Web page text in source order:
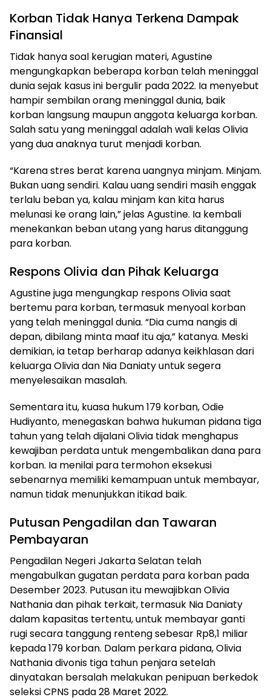
Korban Tidak Hanya Terkena Dampak
Finansial
Tidak hanya soal kerugian materi, Agustine
mengungkapkan beberapa korban telah meninggal
dunia sejak kasus ini bergulir pada 2022. Ia menyebut
hampir sembilan orang meninggal dunia, baik
korban langsung maupun anggota keluarga korban.
Salah satu yang meninggal adalah wali kelas Olivia
yang dua anaknya turut menjadi korban.
“Karena stres berat karena uangnya minjam. Minjam.
Bukan uang sendiri. Kalau uang sendiri masih enggak
terlalu beban ya, kalau minjam kan kita harus
melunasi ke orang lain,” jelas Agustine. Ia kembali
menekankan beban utang yang harus ditanggung
para korban.
Respons Olivia dan Pihak Keluarga
Agustine juga mengungkap respons Olivia saat
bertemu para korban, termasuk menyoal korban
yang telah meninggal dunia. “Dia cuma nangis di
depan, dibilang minta maaf itu aja,” katanya. Meski
demikian, ia tetap berharap adanya keikhlasan dari
keluarga Olivia dan Nia Daniaty untuk segera
menyelesaikan masalah.
Sementara itu, kuasa hukum 179 korban, Odie
Hudiyanto, menegaskan bahwa hukuman pidana tiga
tahun yang telah dijalani Olivia tidak menghapus
kewajiban perdata untuk mengembalikan dana para
korban. Ia menilai para termohon eksekusi
sebenarnya memiliki kemampuan untuk membayar,
namun tidak menunjukkan itikad baik.
Putusan Pengadilan dan Tawaran
Pembayaran
Pengadilan Negeri Jakarta Selatan telah
mengabulkan gugatan perdata para korban pada
Desember 2023. Putusan itu mewajibkan Olivia
Nathania dan pihak terkait, termasuk Nia Daniaty
dalam kapasitas tertentu, untuk membayar ganti
rugi secara tanggung renteng sebesar Rp8,1 miliar
kepada 179 korban. Dalam perkara pidana, Olivia
Nathania divonis tiga tahun penjara setelah
dinyatakan bersalah melakukan penipuan berkedok
seleksi CPNS pada 28 Maret 2022.